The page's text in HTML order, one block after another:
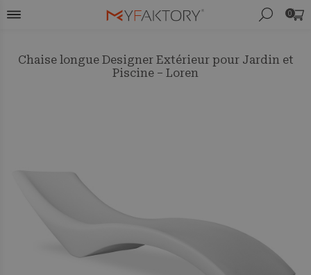
0
Chaise longue Designer Extérieur pour Jardin et
Piscine – Loren